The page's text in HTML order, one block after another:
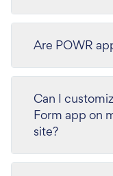
Are POWR
Can I
Form app on
site?